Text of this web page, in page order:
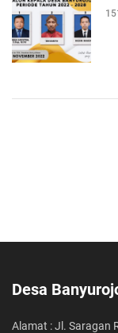
Desa
Alamat : Jl. Saragan